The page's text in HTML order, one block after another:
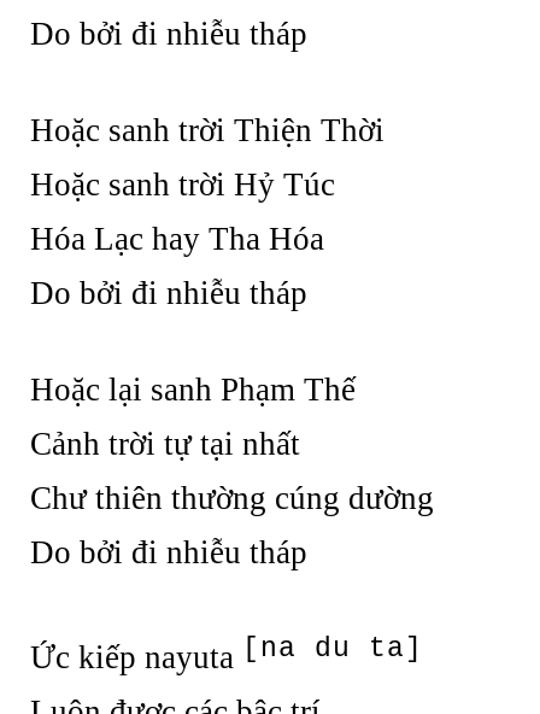
Do bởi đi nhiễu tháp
Hoặc sanh trời Thiện Thời
Hoặc sanh trời Hỷ Túc
Hóa Lạc hay Tha Hóa
Do bởi đi nhiễu tháp
Hoặc lại sanh Phạm Thế
Cảnh trời tự tại nhất
Chư thiên thường cúng dường
Do bởi đi nhiễu tháp
Ức kiếp nayuta [na du ta]